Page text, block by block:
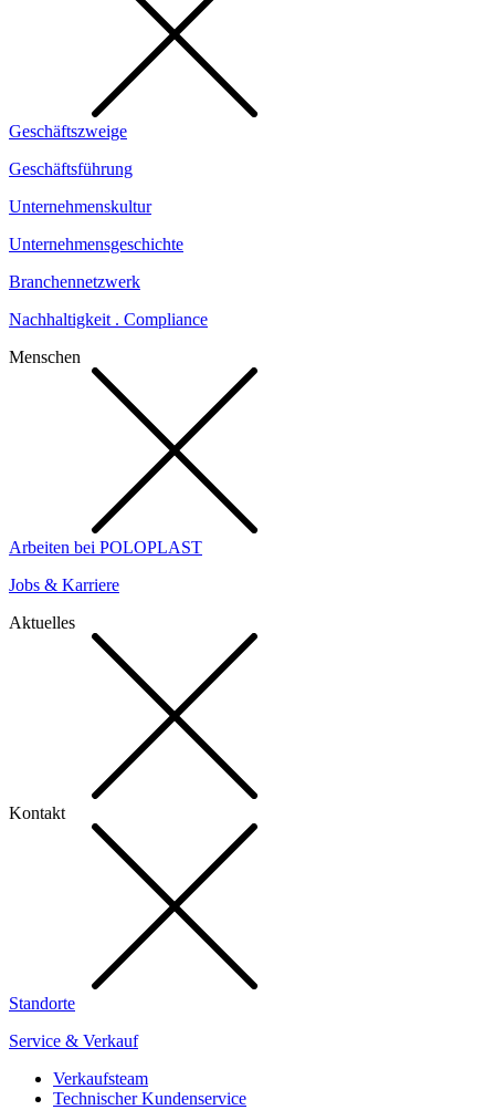
Geschäftszweige
Geschäftsführung
Unternehmenskultur
Unternehmensgeschichte
Branchennetzwerk
Nachhaltigkeit . Compliance
Menschen
Arbeiten bei POLOPLAST
Jobs & Karriere
Aktuelles
Kontakt
Standorte
Service & Verkauf
Verkaufsteam
Technischer Kundenservice